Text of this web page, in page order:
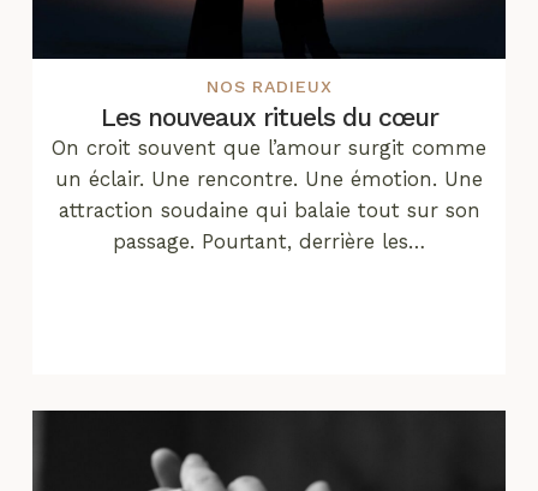
NOS RADIEUX
Les nouveaux rituels du cœur
On croit souvent que l’amour surgit comme
un éclair. Une rencontre. Une émotion. Une
attraction soudaine qui balaie tout sur son
passage. Pourtant, derrière les…